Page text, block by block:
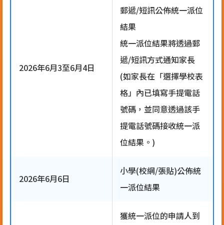
2026年6月3至6月4日
郵遞/短訊公佈統一派位
結果
統一派位結果將透過郵
遞/短訊方式通知家長
(如家長在「選擇學校表
格」內已填寫手提電話
號碼，並同意透過該手
提電話號碼接收統一派
位結果。)
2026年6月6日
小學(校網/張貼)公佈統
一派位結果
獲統一派位的申請人到